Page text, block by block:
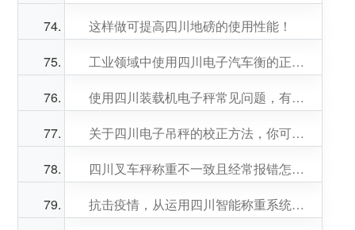
这样做可提高四川地磅的使用性能！
工业领域中使用四川电子汽车衡的正确方法，get
使用四川装载机电子秤常见问题，有你遇到的吗？
关于四川电子吊秤的校正方法，你可能需要
四川叉车秤称重不一致且经常报错怎样回事？
抗击疫情，从运用四川智能称重系统开始